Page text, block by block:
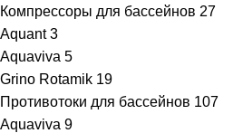
Компрессоры для бассейнов 27
Aquant 3
Aquaviva 5
Grino Rotamik 19
Противотоки для бассейнов 107
Aquaviva 9